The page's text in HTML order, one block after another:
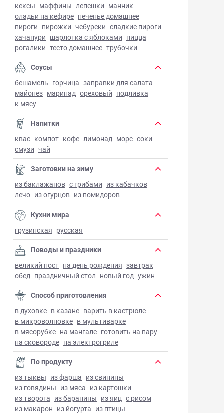
кексы маффины лепешки манник
оладьи на кефире печенье домашнее
пироги пирожки чебуреки сладкие пироги
хачапури шарлотка с яблоками пицца
рогалики тесто домашнее трубочки
Соусы
бешамель горчица заправки для салата
майонез маринад ореховый подливка
к мясу
Напитки
квас компот кофе лимонад морс соки
смузи чай
Заготовки на зиму
из баклажанов с грибами из кабачков
лечо из огурцов из помидоров
Кухни мира
грузинская русская
Поводы и праздники
великий пост на день рождения завтрак
обед праздничный стол новый год ужин
Способ приготовления
в духовке в казане варить в кастрюле
в микроволновке в мультиварке
в мясорубке на мангале готовить на пару
на сковороде на электрогриле
По продукту
из тыквы из фарша из свинины
из говядины из мяса из картошки
из творога из баранины из яиц с рисом
из макарон из йогурта из птицы